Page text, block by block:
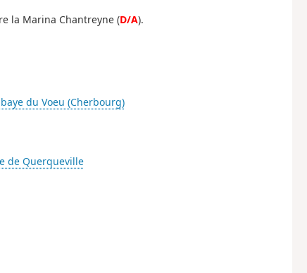
la Marina Chantreyne (D/A).
du Voeu (Cherbourg)
de Querqueville